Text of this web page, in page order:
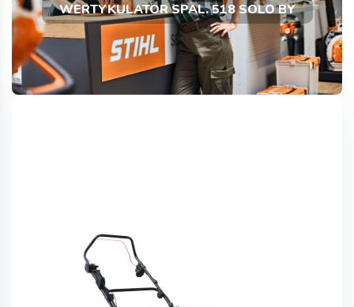
WERTYKULATOR SPAL. 518 SOLO BY